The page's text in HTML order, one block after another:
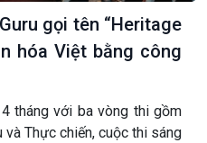
gọi tên “Heritage
hóa Việt bằng công
tháng với ba vòng thi gồm
và Thực chiến, cuộc thi sáng